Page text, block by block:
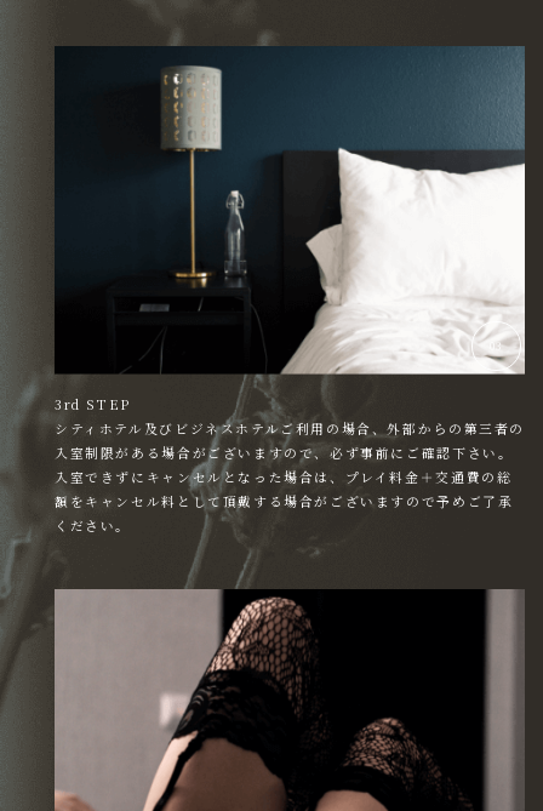
03
3rd STEP
シティホテル及びビジネスホテルご利用の場合、外部からの第三者の
入室制限がある場合がございますので、必ず事前にご確認下さい。
入室できずにキャンセルとなった場合は、プレイ料金＋交通費の総
額をキャンセル料として頂戴する場合がございますので予めご了承
ください。